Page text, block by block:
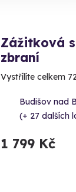
Zážitková
zbraní
Vystřílíte celkem
Budišov nad
(+ 27 dalších
1 799 Kč